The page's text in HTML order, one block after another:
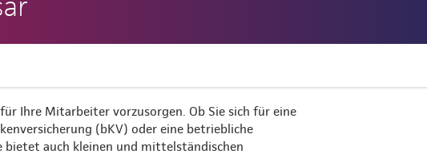
Ihre Mitarbeiter vorzusorgen. Ob Sie sich für eine
(bKV) oder eine betriebliche
bietet auch kleinen und mittelständischen